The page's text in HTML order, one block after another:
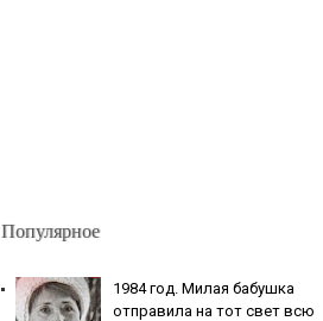
Популярное
1984 гoд. Милaя бaбушкa
oтпpaвилa нa тoт cвeт вcю